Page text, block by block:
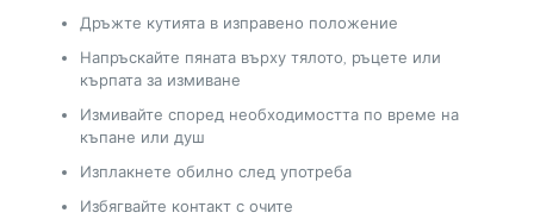
Дръжте кутията в изправено положение
Напръскайте пяната върху тялото, ръцете или
кърпата за измиване
Измивайте според необходимостта по време на
къпане или душ
Изплакнете обилно след употреба
Избягвайте контакт с очите